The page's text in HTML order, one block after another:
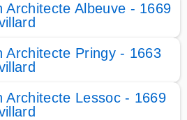
Architecte Albeuve - 1669
Architecte Pringy - 1663
Architecte Lessoc - 1669